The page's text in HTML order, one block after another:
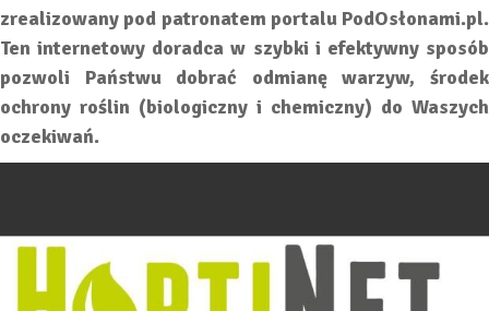
zrealizowany pod patronatem portalu PodOsłonami.pl.
Ten internetowy doradca w szybki i efektywny sposób
pozwoli Państwu dobrać odmianę warzyw, środek
ochrony roślin (biologiczny i chemiczny) do Waszych
oczekiwań.